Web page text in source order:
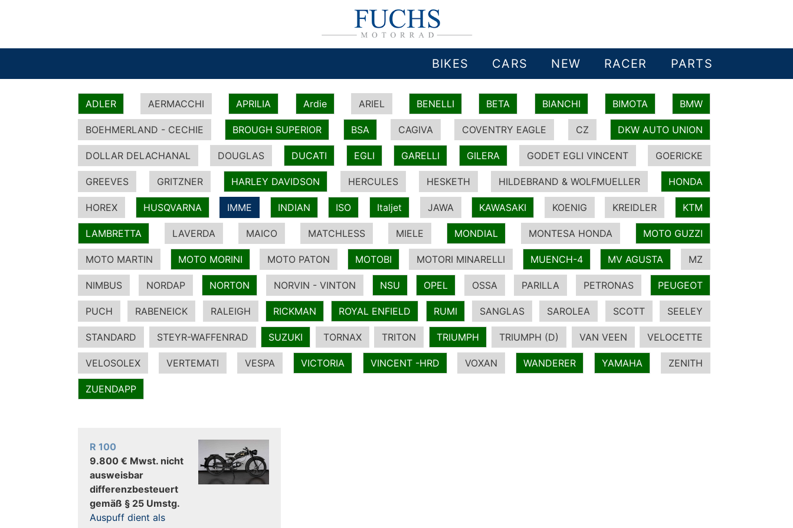
BIKES CARS NEW RACER PARTS
ADLER AERMACCHI APRILIA Ardie ARIEL BENELLI BETA BIANCHI BIMOTA BMW
BOEHMERLAND - CECHIE BROUGH SUPERIOR BSA CAGIVA COVENTRY EAGLE CZ DKW AUTO UNION
DOLLAR DELACHANAL DOUGLAS DUCATI EGLI GARELLI GILERA GODET EGLI VINCENT GOERICKE
GREEVES GRITZNER HARLEY DAVIDSON HERCULES HESKETH HILDEBRAND & WOLFMUELLER HONDA
HOREX HUSQVARNA IMME INDIAN ISO Italjet JAWA KAWASAKI KOENIG KREIDLER KTM
LAMBRETTA LAVERDA MAICO MATCHLESS MIELE MONDIAL MONTESA HONDA MOTO GUZZI
MOTO MARTIN MOTO MORINI MOTO PATON MOTOBI MOTORI MINARELLI MUENCH-4 MV AGUSTA MZ
NIMBUS NORDAP NORTON NORVIN - VINTON NSU OPEL OSSA PARILLA PETRONAS PEUGEOT
PUCH RABENEICK RALEIGH RICKMAN ROYAL ENFIELD RUMI SANGLAS SAROLEA SCOTT SEELEY
STANDARD STEYR-WAFFENRAD SUZUKI TORNAX TRITON TRIUMPH TRIUMPH (D) VAN VEEN VELOCETTE
VELOSOLEX VERTEMATI VESPA VICTORIA VINCENT -HRD VOXAN WANDERER YAMAHA ZENITH
ZUENDAPP
R 100
9.800 € Mwst. nicht
ausweisbar
differenzbesteuert
gemäß § 25 Umstg.
Auspuff dient als